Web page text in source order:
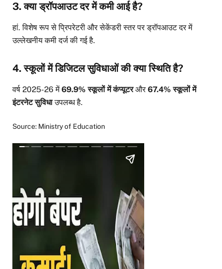
3. क्या ड्रॉपआउट दर में कमी आई है?
हां. विशेष रूप से प्रिपरेटरी और सेकेंडरी स्तर पर ड्रॉपआउट दर में
उल्लेखनीय कमी दर्ज की गई है.
4. स्कूलों में डिजिटल सुविधाओं की क्या स्थिति है?
वर्ष 2025-26 में69.9% स्कूलों में कंप्यूटरऔर67.4% स्कूलों में
इंटरनेट सुविधाउपलब्ध है.
Source: Ministry of Education